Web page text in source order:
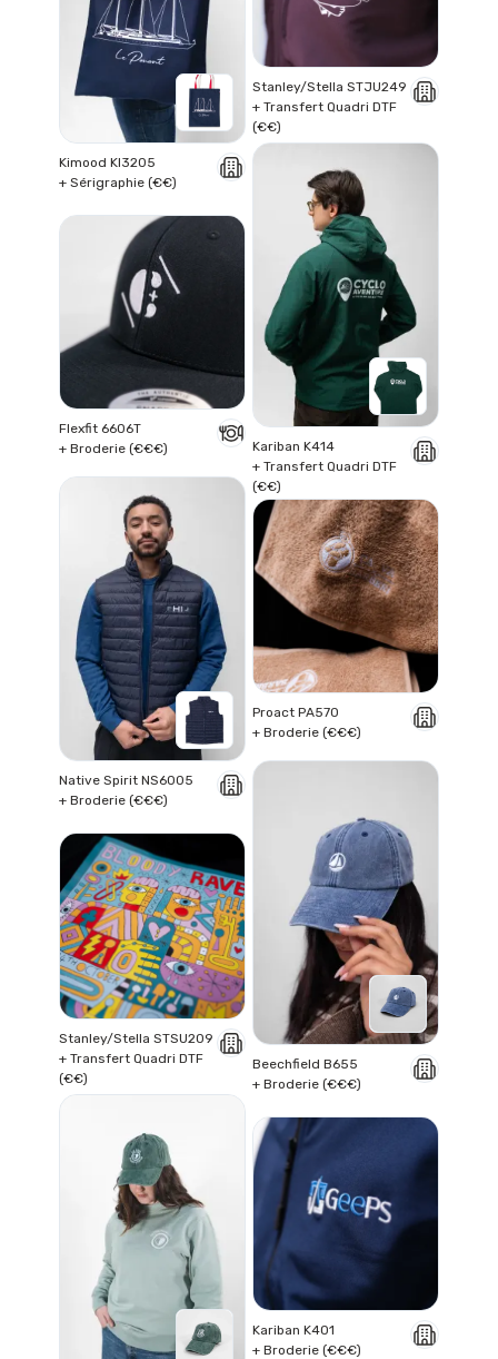
Kimood KI3205
+ Sérigraphie (€€)
Stanley/Stella STJU249
+ Transfert Quadri DTF
(€€)
Kariban K414
+ Transfert Quadri DTF
(€€)
Flexfit 6606T
+ Broderie (€€€)
Native Spirit NS6005
+ Broderie (€€€)
Proact PA570
+ Broderie (€€€)
Beechfield B655
+ Broderie (€€€)
Stanley/Stella STSU209
+ Transfert Quadri DTF
(€€)
Kariban K401
+ Broderie (€€€)